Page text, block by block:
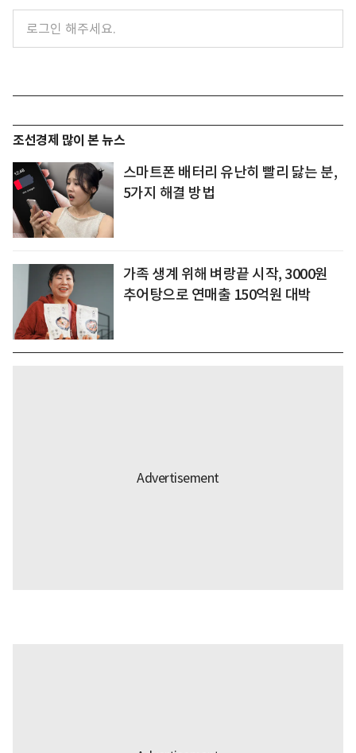
조선경제 많이 본 뉴스
스마트폰 배터리 유난히 빨리 닳는 분,
5가지 해결 방법
가족 생계 위해 벼랑끝 시작, 3000원
추어탕으로 연매출 150억원 대박